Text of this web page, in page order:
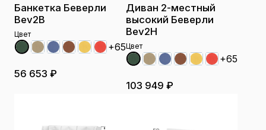
Банкетка Беверли
Bev2B
Цвет
+65
56 653 ₽
Диван 2-местный
высокий Беверли
Bev2H
Цвет
+65
103 949 ₽